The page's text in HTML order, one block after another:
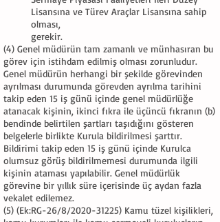
Lisansına ve Türev Araçlar Lisansına sahip
olması,
gerekir.
(4) Genel müdürün tam zamanlı ve münhasıran bu
görev için istihdam edilmiş olması zorunludur.
Genel müdürün herhangi bir şekilde görevinden
ayrılması durumunda görevden ayrılma tarihini
takip eden 15 iş günü içinde genel müdürlüğe
atanacak kişinin, ikinci fıkra ile üçüncü fıkranın (b)
bendinde belirtilen şartları taşıdığını gösteren
belgelerle birlikte Kurula bildirilmesi şarttır.
Bildirimi takip eden 15 iş günü içinde Kurulca
olumsuz görüş bildirilmemesi durumunda ilgili
kişinin ataması yapılabilir. Genel müdürlük
görevine bir yıllık süre içerisinde üç aydan fazla
vekalet edilemez.
(5) (Ek:RG-26/8/2020-31225) Kamu tüzel kişilikleri,